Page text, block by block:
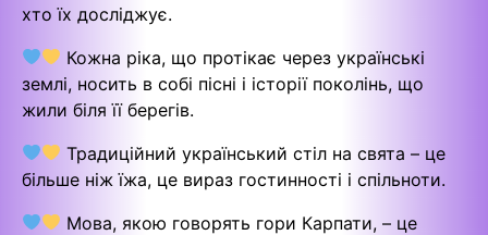
хто їх досліджує.
Кожна ріка, що протікає через українські
землі, носить в собі пісні і історії поколінь, що
жили біля її берегів.
Традиційний український стіл на свята – це
більше ніж їжа, це вираз гостинності і спільноти.
Мова, якою говорять гори Карпати, – це